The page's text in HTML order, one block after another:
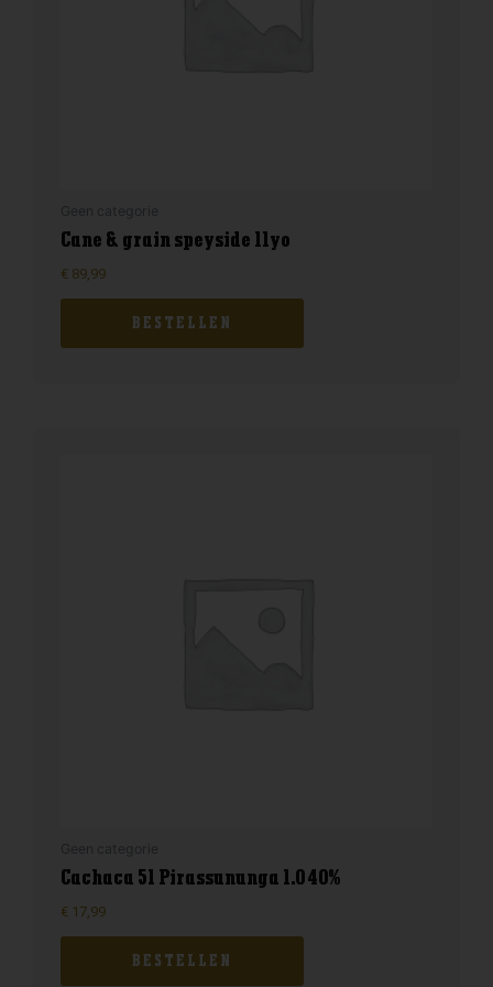
Cane & grain speyside 11yo
€ 89,99
BESTELLEN
Cachaca 51 Pirassununga 1.0 40%
€ 17,99
BESTELLEN